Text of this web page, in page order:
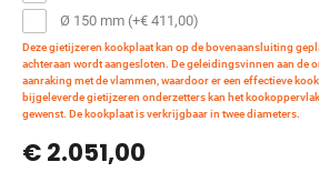
Ø 150 mm (+€ 411,00)
Deze gietijzeren kookplaat kan op de bovenaansluiting
achteraan wordt aangesloten. De geleidingsvinnen aan de
aanraking met de vlammen, waardoor er een effectieve
bijgeleverde gietijzeren onderzetters kan het
gewenst. De kookplaat is verkrijgbaar in twee diameters.
€ 2.051,00